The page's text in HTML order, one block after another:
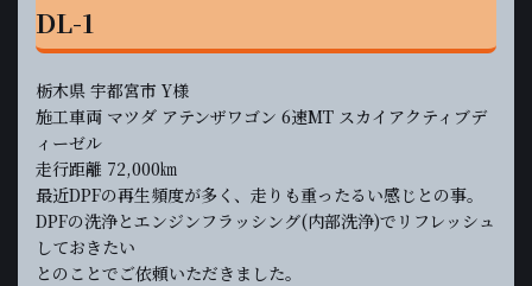
DL-1
栃木県 宇都宮市 Y様
施工車両 マツダ アテンザワゴン 6速MT スカイアクティブデ
ィーゼル
走行距離 72,000㎞
最近DPFの再生頻度が多く、走りも重ったるい感じとの事。
DPFの洗浄とエンジンフラッシング(内部洗浄)でリフレッシュ
しておきたい
とのことでご依頼いただきました。